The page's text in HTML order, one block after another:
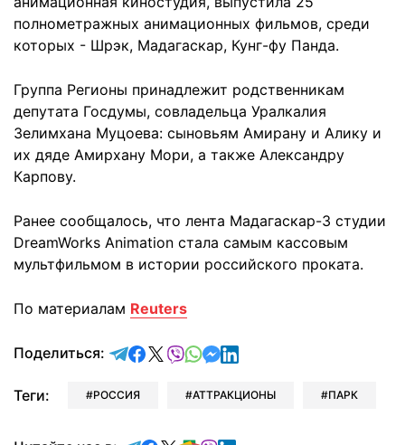
полнометражных анимационных фильмов, среди
которых - Шрэк, Мадагаскар, Кунг-фу Панда.
Группа Регионы принадлежит родственникам
депутата Госдумы, совладельца Уралкалия
Зелимхана Муцоева: сыновьям Амирану и Алику и
их дяде Амирхану Мори, а также Александру
Карпову.
Ранее сообщалось, что лента Мадагаскар-3 студии
DreamWorks Animation стала самым кассовым
мультфильмом в истории российского проката.
По материалам Reuters
Поделиться: отправить в Telegram
поделиться в Facebook
поделиться в X
отправить в Viber
отправить в Whatsapp
отправить в Messenger
отправить в LinkedIn
Теги: РОССИЯ АТТРАКЦИОНЫ ПАРК